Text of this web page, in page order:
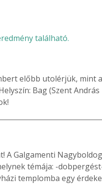
található.
előbb utolérjük, mint
Bag (Szent András
A Galgamenti
témája: -
templomba egy